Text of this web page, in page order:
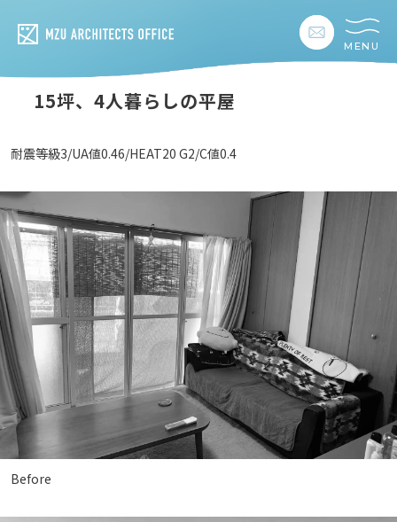
MENU
私たちの想い
私たちの家づくり
建築事例
お客様の暮らし
会社情報
採用情報
NEWS
15坪、4人暮らしの平屋
耐震等級3/UA値0.46/HEAT20 G2/C値0.4
Before